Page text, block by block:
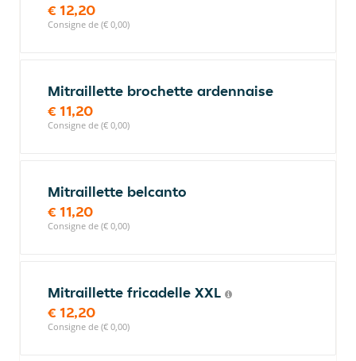
€ 12,20
Consigne de (€ 0,00)
Mitraillette brochette ardennaise
€ 11,20
Consigne de (€ 0,00)
Mitraillette belcanto
€ 11,20
Consigne de (€ 0,00)
Mitraillette fricadelle XXL
€ 12,20
Consigne de (€ 0,00)